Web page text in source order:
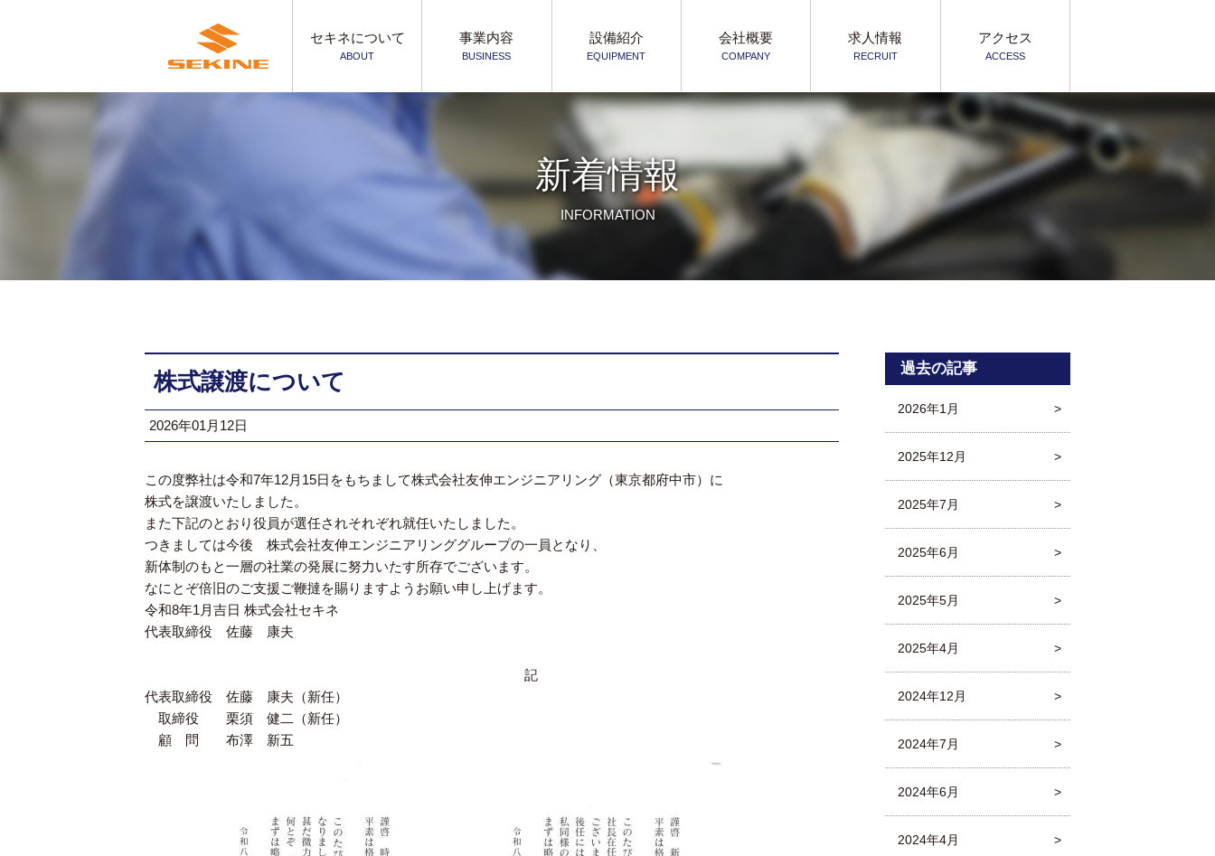
セキネについて
ABOUT
事業内容
BUSINESS
設備紹介
EQUIPMENT
会社概要
COMPANY
求人情報
RECRUIT
アクセス
ACCESS
新着情報
INFORMATION
株式譲渡について
2026年01月12日
この度弊社は令和7年12月15日をもちまして株式会社友伸エンジニアリング（東京都府中市）に
株式を譲渡いたしました。
また下記のとおり役員が選任されそれぞれ就任いたしました。
つきましては今後 株式会社友伸エンジニアリンググループの一員となり、
新体制のもと一層の社業の発展に努力いたす所存でございます。
なにとぞ倍旧のご支援ご鞭撻を賜りますようお願い申し上げます。
令和8年1月吉日 株式会社セキネ
代表取締役 佐藤 康夫
記
代表取締役 佐藤 康夫（新任）
取締役 栗須 健二（新任）
顧 問 布澤 新五
過去の記事
2026年1月
2025年12月
2025年7月
2025年6月
2025年5月
2025年4月
2024年12月
2024年7月
2024年6月
2024年4月